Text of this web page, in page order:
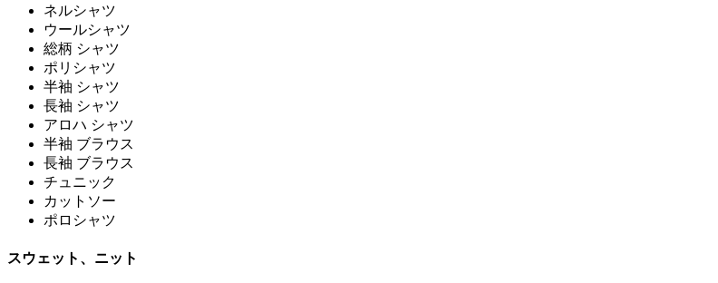
ネルシャツ
ウールシャツ
総柄 シャツ
ポリシャツ
半袖 シャツ
長袖 シャツ
アロハ シャツ
半袖 ブラウス
長袖 ブラウス
チュニック
カットソー
ポロシャツ
スウェット、ニット